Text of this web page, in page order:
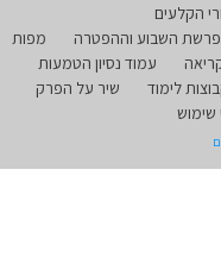
הקלעים
פרשת השבוע וההפטרה
מפות
עמוד נסיון הטמעות
לימוד
שיר על הפרק
שימוש